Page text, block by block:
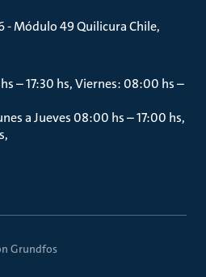
- Módulo 49 Quilicura Chile
– 17:30 hs, Viernes: 08:00 hs –
a Jueves 08:00 hs – 17:00 hs,
Grundfos